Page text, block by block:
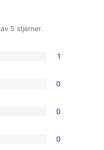
av 5 stjerner.
1
0
0
0